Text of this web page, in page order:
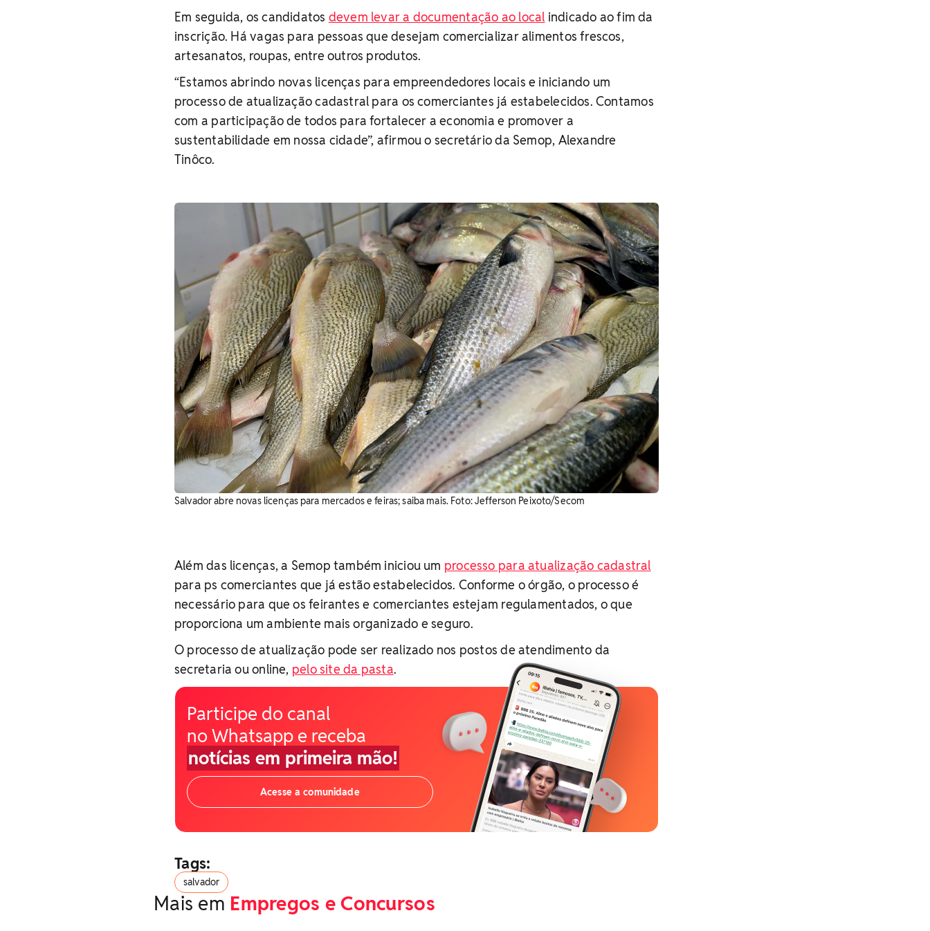
Em seguida, os candidatos devem levar a documentação ao local indicado ao fim da
inscrição. Há vagas para pessoas que desejam comercializar alimentos frescos,
artesanatos, roupas, entre outros produtos.
“Estamos abrindo novas licenças para empreendedores locais e iniciando um
processo de atualização cadastral para os comerciantes já estabelecidos. Contamos
com a participação de todos para fortalecer a economia e promover a
sustentabilidade em nossa cidade”, afirmou o secretário da Semop, Alexandre
Tinôco.
Salvador abre novas licenças para mercados e feiras; saiba mais. Foto: Jefferson Peixoto/Secom
Além das licenças, a Semop também iniciou um processo para atualização cadastral
para ps comerciantes que já estão estabelecidos. Conforme o órgão, o processo é
necessário para que os feirantes e comerciantes estejam regulamentados, o que
proporciona um ambiente mais organizado e seguro.
O processo de atualização pode ser realizado nos postos de atendimento da
secretaria ou online, pelo site da pasta.
Participe do canal
no Whatsapp e receba
notícias em primeira mão!
Acesse a comunidade
Tags:
salvador
Mais em Empregos e Concursos